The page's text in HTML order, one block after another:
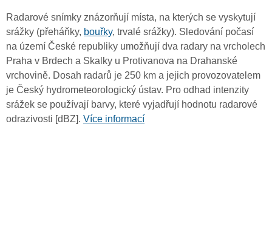
Radarové snímky znázorňují místa, na kterých se vyskytují
srážky (přeháňky, bouřky, trvalé srážky). Sledování počasí
na území České republiky umožňují dva radary na vrcholech
Praha v Brdech a Skalky u Protivanova na Drahanské
vrchovině. Dosah radarů je 250 km a jejich provozovatelem
je Český hydrometeorologický ústav. Pro odhad intenzity
srážek se používají barvy, které vyjadřují hodnotu radarové
odrazivosti [dBZ]. Více informací